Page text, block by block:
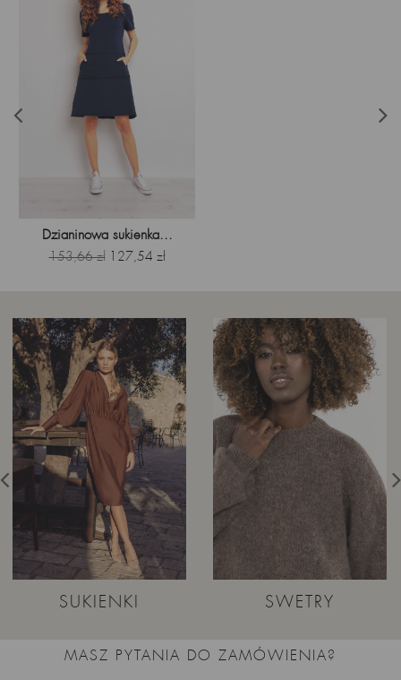
Dzianinowa sukienka...
Cena
153,66 zł Cena
127,54 zł
SUKIENKI SWETRY
MASZ PYTANIA DO ZAMÓWIENIA?